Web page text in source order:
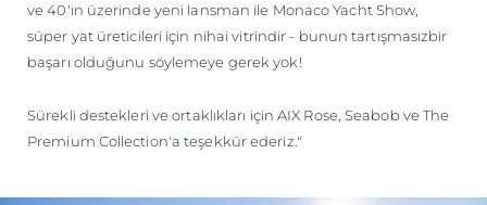
ve 40'ın üzerinde yeni lansman ile Monaco Yacht Show,
süper yat üreticileri için nihai vitrindir - bunun tartışmasızbir
başarı olduğunu söylemeye gerek yok!
Sürekli destekleri ve ortaklıkları için AIX Rose, Seabob ve The
Premium Collection'a teşekkür ederiz."